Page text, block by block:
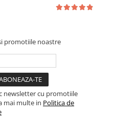
promotiile noastre
newsletter cu promotiile
mai multe in Politica de